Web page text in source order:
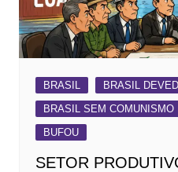
BRASIL
BRASIL
BRASIL SEM COMUNISMO
BUFOU
SETOR